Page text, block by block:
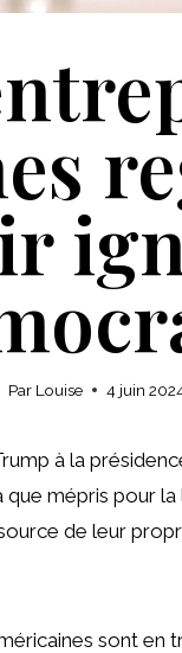
Par Louise 4 juin
à la
que mépris pour
de leur
sont en